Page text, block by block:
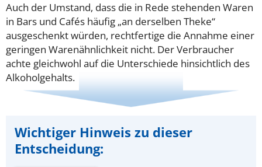
Auch der Umstand, dass die in Rede stehenden Waren
in Bars und Cafés häufig „an derselben Theke“
ausgeschenkt würden, rechtfertige die Annahme einer
geringen Warenähnlichkeit nicht. Der Verbraucher
achte gleichwohl auf die Unterschiede hinsichtlich des
Alkoholgehalts.
Wichtiger Hinweis zu dieser
Entscheidung: